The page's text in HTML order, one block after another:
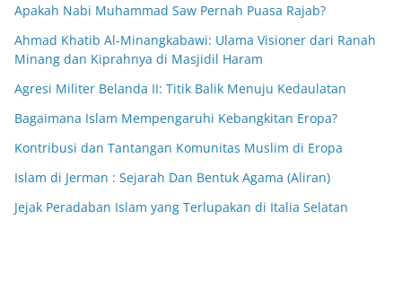
Apakah Nabi Muhammad Saw Pernah Puasa Rajab?
Ahmad Khatib Al-Minangkabawi: Ulama Visioner dari Ranah
Minang dan Kiprahnya di Masjidil Haram
Agresi Militer Belanda II: Titik Balik Menuju Kedaulatan
Bagaimana Islam Mempengaruhi Kebangkitan Eropa?
Kontribusi dan Tantangan Komunitas Muslim di Eropa
Islam di Jerman : Sejarah Dan Bentuk Agama (Aliran)
Jejak Peradaban Islam yang Terlupakan di Italia Selatan